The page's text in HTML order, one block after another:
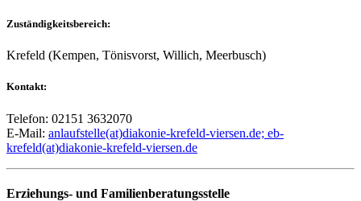
Zuständigkeitsbereich:
Krefeld (Kempen, Tönisvorst, Willich, Meerbusch)
Kontakt:
Telefon: 02151 3632070
E-Mail: anlaufstelle(at)diakonie-krefeld-viersen.de; eb-
krefeld(at)diakonie-krefeld-viersen.de
Erziehungs- und Familienberatungsstelle